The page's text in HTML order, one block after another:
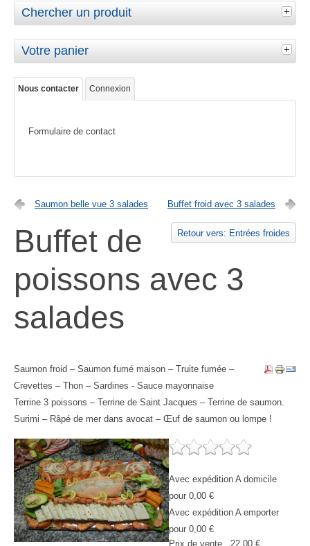
Chercher un produit
Votre panier
Nous contacter Connexion
Formulaire de contact
Saumon belle vue 3 salades Buffet froid avec 3 salades
Retour vers: Entrées froides
Buffet de
poissons avec 3
salades
Saumon froid – Saumon fumé maison – Truite fumée –
Crevettes – Thon – Sardines - Sauce mayonnaise
Terrine 3 poissons – Terrine de Saint Jacques – Terrine de saumon.
Surimi – Râpé de mer dans avocat – Œuf de saumon ou lompe !
Avec expédition A domicile
pour 0,00 €
Avec expédition A emporter
pour 0,00 €
Prix ​​de vente
22,00 €